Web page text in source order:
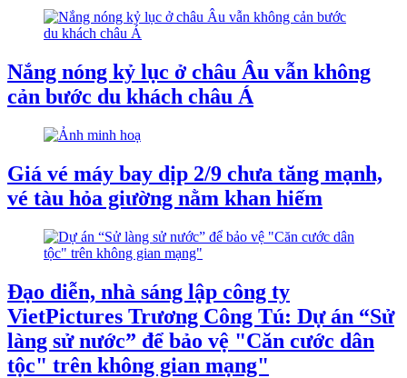
Nắng nóng kỷ lục ở châu Âu vẫn không
cản bước du khách châu Á
Giá vé máy bay dịp 2/9 chưa tăng mạnh,
vé tàu hỏa giường nằm khan hiếm
Đạo diễn, nhà sáng lập công ty
VietPictures Trương Công Tú: Dự án “Sử
làng sử nước” để bảo vệ "Căn cước dân
tộc" trên không gian mạng"